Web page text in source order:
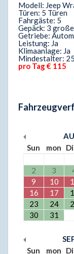
Modell: Jeep
Türen: 5 Türen
Fahrgäste: 5
Gepäck: 3
Getriebe:
Leistung: Ja
Klimaanlage: Ja
Mindestalter:
pro Tag € 115
Sun
mon
2
3
9
10
16
17
23
24
30
31
Sun
mon